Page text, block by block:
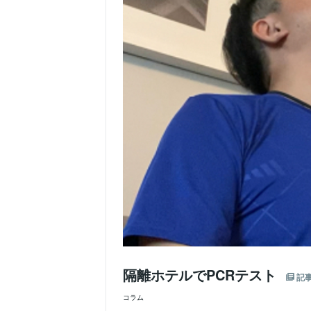
隔離ホテルでPCRテスト 記
コラム